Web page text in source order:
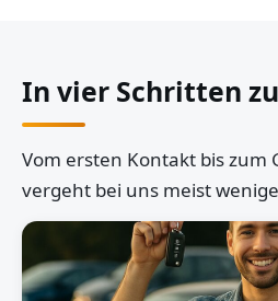
In vier Schritten
Vom ersten Kontakt bis zum
vergeht bei uns meist